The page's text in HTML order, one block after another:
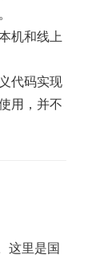
机和线上
代码实现
用，并不
这里是国